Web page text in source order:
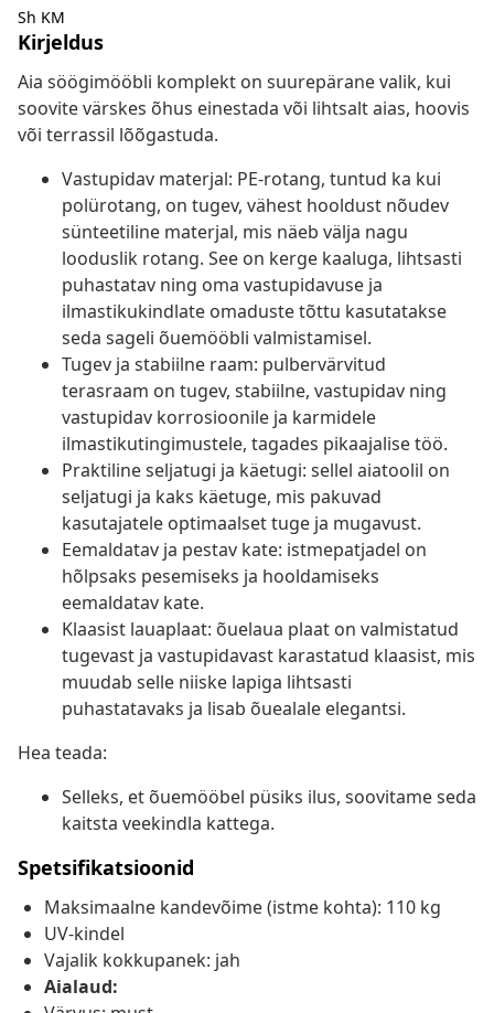
Sh KM
Kirjeldus
Aia söögimööbli komplekt on suurepärane valik, kui
soovite värskes õhus einestada või lihtsalt aias, hoovis
või terrassil lõõgastuda.
Vastupidav materjal: PE-rotang, tuntud ka kui
polürotang, on tugev, vähest hooldust nõudev
sünteetiline materjal, mis näeb välja nagu
looduslik rotang. See on kerge kaaluga, lihtsasti
puhastatav ning oma vastupidavuse ja
ilmastikukindlate omaduste tõttu kasutatakse
seda sageli õuemööbli valmistamisel.
Tugev ja stabiilne raam: pulbervärvitud
terasraam on tugev, stabiilne, vastupidav ning
vastupidav korrosioonile ja karmidele
ilmastikutingimustele, tagades pikaajalise töö.
Praktiline seljatugi ja käetugi: sellel aiatoolil on
seljatugi ja kaks käetuge, mis pakuvad
kasutajatele optimaalset tuge ja mugavust.
Eemaldatav ja pestav kate: istmepatjadel on
hõlpsaks pesemiseks ja hooldamiseks
eemaldatav kate.
Klaasist lauaplaat: õuelaua plaat on valmistatud
tugevast ja vastupidavast karastatud klaasist, mis
muudab selle niiske lapiga lihtsasti
puhastatavaks ja lisab õuealale elegantsi.
Hea teada:
Selleks, et õuemööbel püsiks ilus, soovitame seda
kaitsta veekindla kattega.
Spetsifikatsioonid
Maksimaalne kandevõime (istme kohta): 110 kg
UV-kindel
Vajalik kokkupanek: jah
Aialaud: